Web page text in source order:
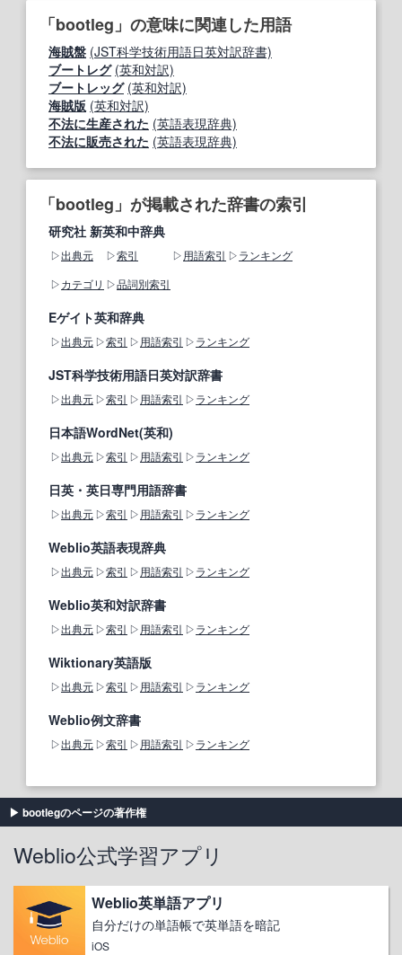
「bootleg」の意味に関連した用語
海賊盤 (JST科学技術用語日英対訳辞書)
ブートレグ (英和対訳)
ブートレッグ (英和対訳)
海賊版 (英和対訳)
不法に生産された (英語表現辞典)
不法に販売された (英語表現辞典)
「bootleg」が掲載された辞書の索引
研究社 新英和中辞典
出典元 索引 用語索引
ランキング
カテゴリ
品詞別索引
Eゲイト英和辞典
出典元 索引 用語索引 ランキング
JST科学技術用語日英対訳辞書
出典元 索引 用語索引 ランキング
日本語WordNet(英和)
出典元 索引 用語索引 ランキング
日英・英日専門用語辞書
出典元 索引 用語索引 ランキング
Weblio英語表現辞典
出典元 索引 用語索引 ランキング
Weblio英和対訳辞書
出典元 索引 用語索引 ランキング
Wiktionary英語版
出典元 索引 用語索引 ランキング
Weblio例文辞書
出典元 索引 用語索引 ランキング
bootlegのページの著作権
Weblio公式学習アプリ
Weblio英単語アプリ
自分だけの単語帳で英単語を暗記
iOS